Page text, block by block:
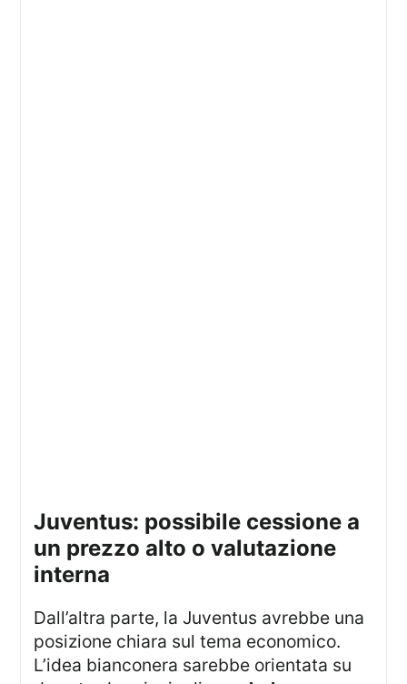
juventus: possibile cessione a
un prezzo alto o valutazione
interna
Dall’altra parte, la Juventus avrebbe una
posizione chiara sul tema economico.
L’idea bianconera sarebbe orientata su